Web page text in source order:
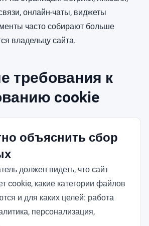
онлайн-чаты, виджеты
часто собирают больше
владельцу сайта.
требования к
cookie
объяснить сбор
должен видеть, что сайт
cookie, какие категории файлов
и для каких целей: работа
персонализация,